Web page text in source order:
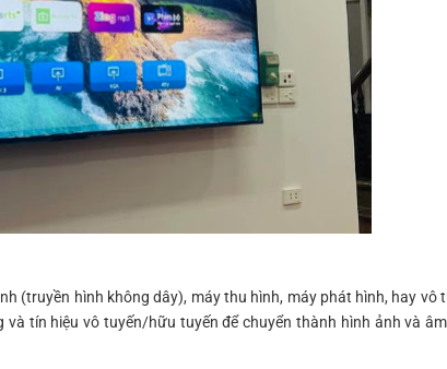
(truyền hình không dây), máy thu hình, máy phát hình, hay vô
tín hiệu vô tuyến/hữu tuyến để chuyển thành hình ảnh và